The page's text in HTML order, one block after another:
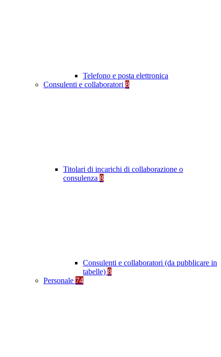
Telefono e posta elettronica
Consulenti e collaboratori 8
Titolari di incarichi di collaborazione o
consulenza 8
Consulenti e collaboratori (da pubblicare in
tabelle) 8
Personale 74